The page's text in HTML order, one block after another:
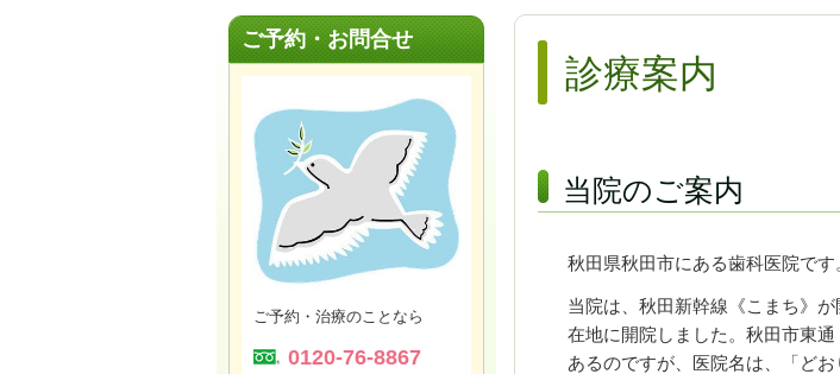
診療案内
当院のご案内
秋田県秋田市にある歯科医院です
当院は、秋田新幹線《こまち》
在地に開院しました。 秋田市東通
あるのですが、医院名は、「どお
ご予約・お問合せ
ご予約・治療のことなら
0120-76-8867